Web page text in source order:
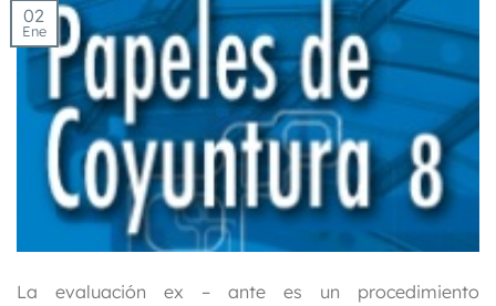
02
Ene
La evaluación ex – ante es un procedimiento